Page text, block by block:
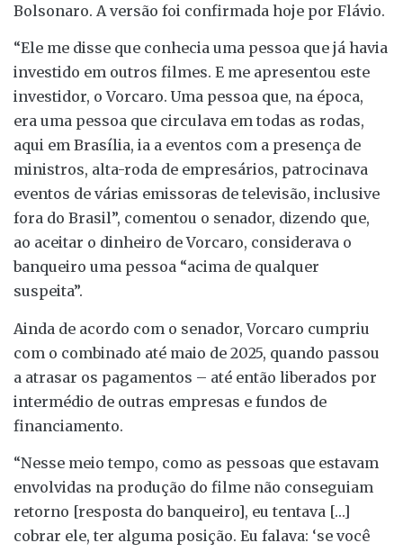
Bolsonaro. A versão foi confirmada hoje por Flávio.
“Ele me disse que conhecia uma pessoa que já havia
investido em outros filmes. E me apresentou este
investidor, o Vorcaro. Uma pessoa que, na época,
era uma pessoa que circulava em todas as rodas,
aqui em Brasília, ia a eventos com a presença de
ministros, alta-roda de empresários, patrocinava
eventos de várias emissoras de televisão, inclusive
fora do Brasil”, comentou o senador, dizendo que,
ao aceitar o dinheiro de Vorcaro, considerava o
banqueiro uma pessoa “acima de qualquer
suspeita”.
Ainda de acordo com o senador, Vorcaro cumpriu
com o combinado até maio de 2025, quando passou
a atrasar os pagamentos – até então liberados por
intermédio de outras empresas e fundos de
financiamento.
“Nesse meio tempo, como as pessoas que estavam
envolvidas na produção do filme não conseguiam
retorno [resposta do banqueiro], eu tentava […]
cobrar ele, ter alguma posição. Eu falava: ‘se você